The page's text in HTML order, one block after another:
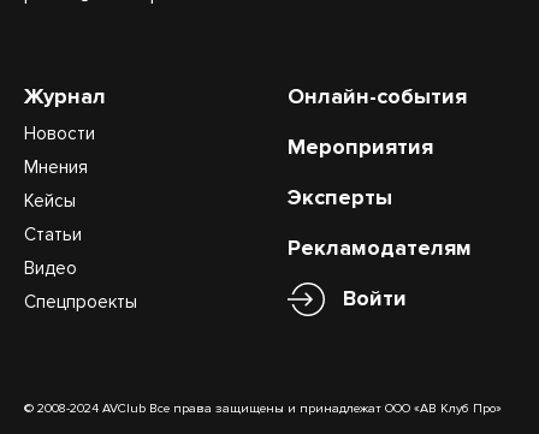
Журнал
Новости
Мнения
Кейсы
Статьи
Видео
Спецпроекты
Онлайн-события
Мероприятия
Эксперты
Рекламодателям
Войти
© 2008-2024 AVClub Все права защищены и принадлежат ООО «АВ Клуб Про»